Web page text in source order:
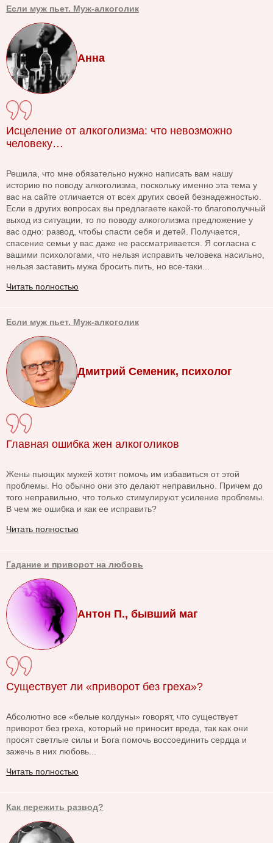
Если муж пьет. Муж-алкоголик
Анна
Исцеление от алкоголизма: что невозможно
человеку…
Решила, что мне обязательно нужно написать вам нашу
историю по поводу алкоголизма, поскольку именно эта тема у
вас на сайте отличается от всех других своей безнадежностью.
Если в других вопросах вы предлагаете какой-то благополучный
выход из ситуации, то по поводу алкоголизма предложение у
вас одно: развод, чтобы спасти себя и детей. Получается,
спасение семьи у вас даже не рассматривается. Я согласна с
вашими психологами, что нельзя исправить человека насильно,
нельзя заставить мужа бросить пить, но все-таки...
Читать полностью
Если муж пьет. Муж-алкоголик
Дмитрий Семеник, психолог
Главная ошибка жен алкоголиков
Жены пьющих мужей хотят помочь им избавиться от этой
проблемы. Но обычно они это делают неправильно. Причем до
того неправильно, что только стимулируют усиление проблемы.
В чем же ошибка и как ее исправить?
Читать полностью
Гадание и приворот на любовь
Антон П., бывший маг
Существует ли «приворот без греха»?
Абсолютно все «белые колдуны» говорят, что существует
приворот без греха, который не приносит вреда, так как они
просят светлые силы и Бога помочь воссоединить сердца и
зажечь в них любовь...
Читать полностью
Как пережить развод?